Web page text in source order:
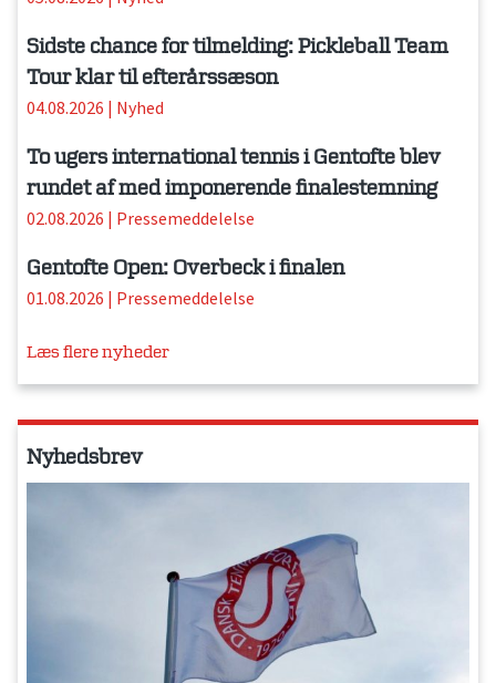
Sidste chance for tilmelding: Pickleball Team
Tour klar til efterårssæson
04.08.2026 | Nyhed
To ugers international tennis i Gentofte blev
rundet af med imponerende finalestemning
02.08.2026 | Pressemeddelelse
Gentofte Open: Overbeck i finalen
01.08.2026 | Pressemeddelelse
Læs flere nyheder
Nyhedsbrev